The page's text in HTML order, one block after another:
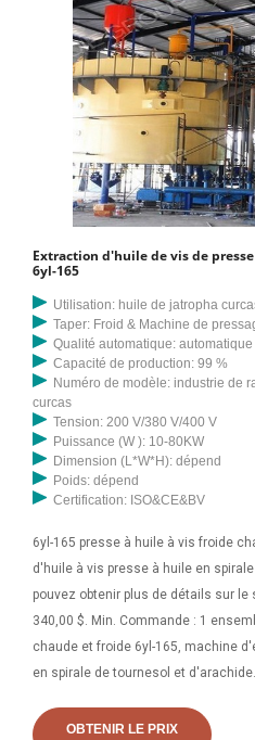
Extraction d'huile de vis de
6yl-165
Utilisation: huile de jatropha
Taper: Froid & Machine de
Qualité automatique: automatique
Capacité de production: 99 %
Numéro de modèle: industrie de
curcas
Tension: 200 V/380 V/400 V
Puissance (W ): 10-80KW
Dimension (L*W*H): dépend
Poids: dépend
Certification: ISO&CE&BV
6yl-165 presse à huile à vis froide
d'huile à vis presse à huile en
pouvez obtenir plus de détails sur le
340,00 $. Min. Commande : 1
chaude et froide 6yl-165, machine
en spirale de tournesol et
pressage, sous la poussée de l'arbre
OBTENIR LE PRIX